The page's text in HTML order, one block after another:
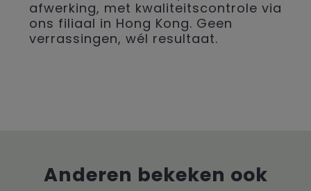
afwerking, met kwaliteitscontrole via
ons filiaal in Hong Kong. Geen
verrassingen, wél resultaat.
Anderen bekeken ook